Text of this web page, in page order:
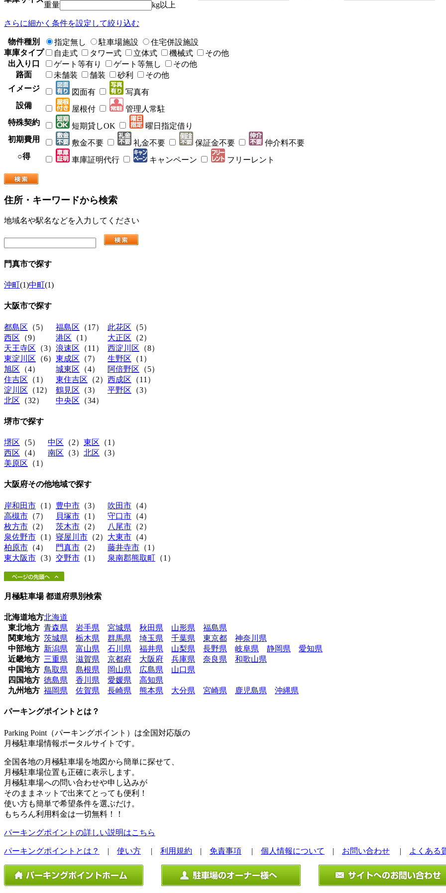
重量
kg以上
さらに細かく条件を設定して絞り込む
物件種別 指定無し 駐車場施設
住宅併設施設
車庫タイプ
自走式 タワー式 立体式 機械式
その他
出入り口
ゲート等有り ゲート等無し
その他
路面
未舗装 舗装 砂利
その他
イメージ
図面有
写真有
設備
屋根付
管理人常駐
特殊契約
短期貸しOK
曜日指定借り
初期費用
敷金不要 礼金不要 保証金不要
仲介料不要
○得
車庫証明代行 キャンペーン フリーレント
住所・キーワードから検索
地域名や駅名などを入力してください
門真市で探す
沖町(1)中町(1)
大阪市で探す
都島区 （5） 福島区 （17） 此花区 （5）
西区 （9） 港区 （1） 大正区 （2）
天王寺区 （3） 浪速区 （11） 西淀川区 （8）
東淀川区 （6） 東成区 （7） 生野区 （1）
旭区 （4） 城東区 （4） 阿倍野区 （5）
住吉区 （1） 東住吉区 （2） 西成区 （11）
淀川区 （12） 鶴見区 （3） 平野区 （3）
北区 （32） 中央区 （34）
堺市で探す
堺区 （5） 中区 （2） 東区 （1）
西区 （4） 南区 （3） 北区 （3）
美原区 （1）
大阪府その他地域で探す
岸和田市 （1） 豊中市 （3） 吹田市 （4）
高槻市 （7） 貝塚市 （1） 守口市 （4）
枚方市 （2） 茨木市 （2） 八尾市 （2）
泉佐野市 （1） 寝屋川市 （2） 大東市 （4）
柏原市 （4） 門真市 （2） 藤井寺市 （1）
東大阪市 （3） 交野市 （1） 泉南郡熊取町 （1）
月極駐車場 都道府県別検索
北海道地方北海道
東北地方 青森県 岩手県 宮城県 秋田県 山形県
福島県
関東地方 茨城県 栃木県 群馬県 埼玉県 千葉県 東京都
神奈川県
中部地方 新潟県 富山県 石川県 福井県 山梨県 長野県 岐阜県 静岡県
愛知県
近畿地方 三重県 滋賀県 京都府 大阪府 兵庫県 奈良県
和歌山県
中国地方 鳥取県 島根県 岡山県 広島県
山口県
四国地方 徳島県 香川県 愛媛県
高知県
九州地方 福岡県 佐賀県 長崎県 熊本県 大分県 宮崎県 鹿児島県 沖縄県
パーキングポイントとは？
Parking Point（パーキングポイント）は全国対応版の
月極駐車場情報ポータルサイトです。
全国各地の月極駐車場を地図から簡単に探せて、
月極駐車場位置も正確に表示します。
月極駐車場への問い合わせや申し込みが
そのままネットで出来てとっても便利！
使い方も簡単で希望条件を選ぶだけ。
もちろん利用料金は一切無料！！
パーキングポイントの詳しい説明はこちら
パーキングポイントとは？ | 使い方 | 利用規約 | 免責事項 | 個人情報について | お問い合わせ | よくある